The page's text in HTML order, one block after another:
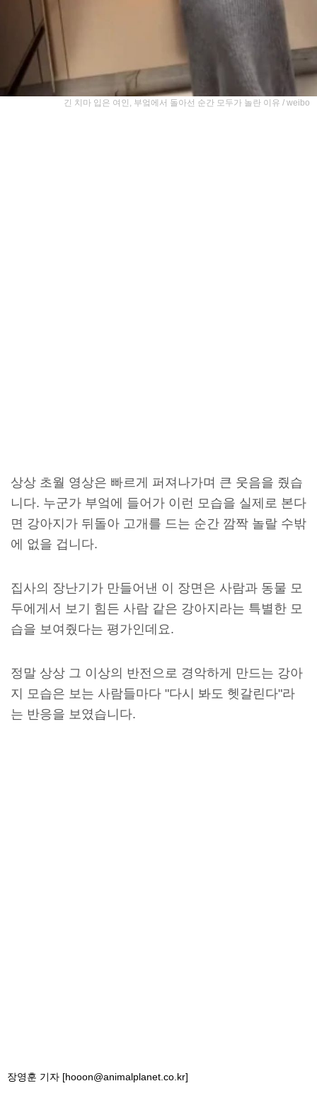
긴 치마 입은 여인, 부엌에서 돌아선 순간 모두가 놀란 이유 / weibo
상상 초월 영상은 빠르게 퍼져나가며 큰 웃음을 줬습
니다. 누군가 부엌에 들어가 이런 모습을 실제로 본다
면 강아지가 뒤돌아 고개를 드는 순간 깜짝 놀랄 수밖
에 없을 겁니다.
집사의 장난기가 만들어낸 이 장면은 사람과 동물 모
두에게서 보기 힘든 사람 같은 강아지라는 특별한 모
습을 보여줬다는 평가인데요.
정말 상상 그 이상의 반전으로 경악하게 만드는 강아
지 모습은 보는 사람들마다 "다시 봐도 헷갈린다"라
는 반응을 보였습니다.
장영훈 기자 [hooon@animalplanet.co.kr]